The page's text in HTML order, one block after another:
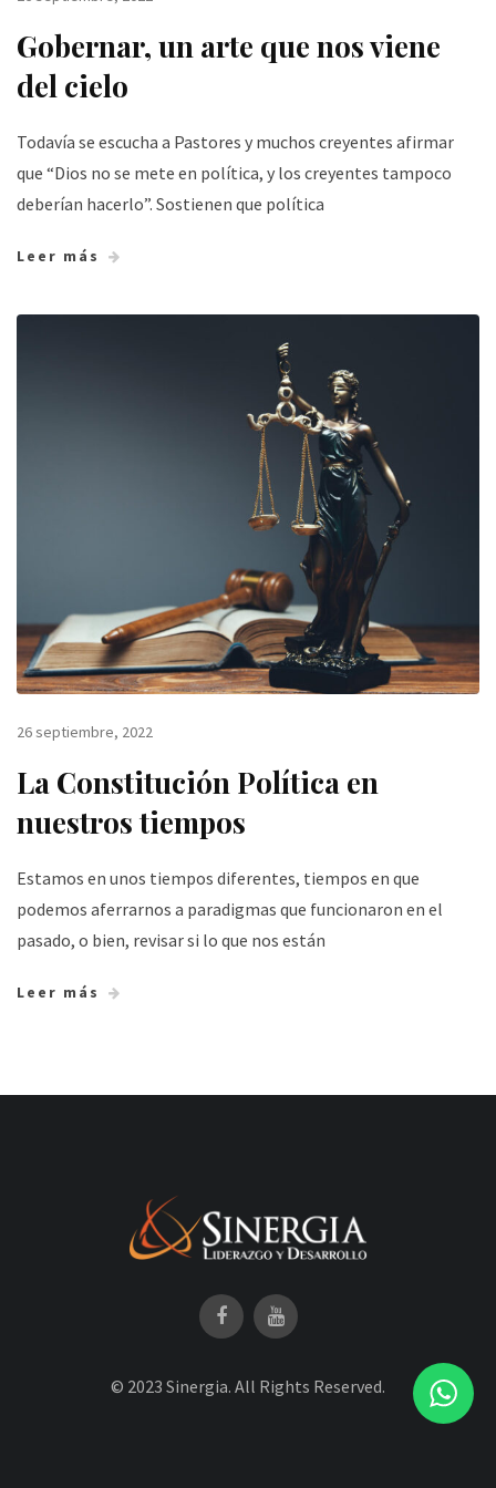
Gobernar, un arte que nos viene
del cielo
Todavía se escucha a Pastores y muchos creyentes afirmar
que “Dios no se mete en política, y los creyentes tampoco
deberían hacerlo”. Sostienen que política
Leer más
26 septiembre, 2022
La Constitución Política en
nuestros tiempos
Estamos en unos tiempos diferentes, tiempos en que
podemos aferrarnos a paradigmas que funcionaron en el
pasado, o bien, revisar si lo que nos están
Leer más
© 2023 Sinergia. All Rights Reserved.